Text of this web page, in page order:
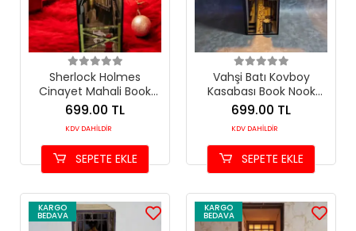
Sherlock Holmes
Cinayet Mahali Book
Nook Kitap Tutucu - DIY
Kit
699.00 TL
KDV DAHİLDİR
SEPETE EKLE
Vahşi Batı Kovboy
Kasabası Book Nook
Kitap Tutucu - DIY
Kit
699.00 TL
KDV DAHİLDİR
SEPETE EKLE
KARGO
BEDAVA
KARGO
BEDAVA